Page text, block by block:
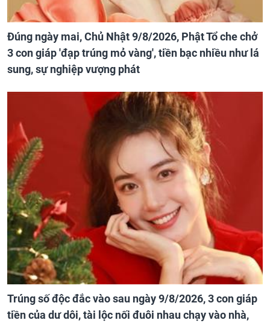
Đúng ngày mai, Chủ Nhật 9/8/2026, Phật Tổ che chở
3 con giáp 'đạp trúng mỏ vàng', tiền bạc nhiều như lá
sung, sự nghiệp vượng phát
Trúng số độc đắc vào sau ngày 9/8/2026, 3 con giáp
tiền của dư dôi, tài lộc nối đuôi nhau chạy vào nhà,